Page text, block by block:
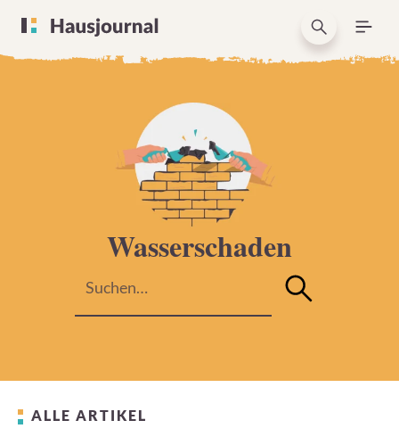
Wasserschaden
ALLE ARTIKEL